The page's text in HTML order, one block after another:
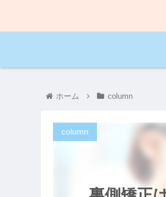
ホーム column
column